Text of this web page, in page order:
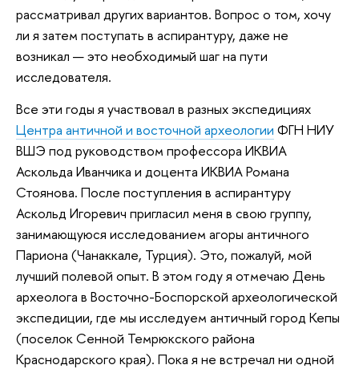
рассматривал других вариантов. Вопрос о том, хочу
ли я затем поступать в аспирантуру, даже не
возникал — это необходимый шаг на пути
исследователя.
Все эти годы я участвовал в разных экспедициях
Центра античной и восточной археологии ФГН НИУ
ВШЭ под руководством профессора ИКВИА
Аскольда Иванчика и доцента ИКВИА Романа
Стоянова. После поступления в аспирантуру
Аскольд Игоревич пригласил меня в свою группу,
занимающуюся исследованием агоры античного
Париона (Чанаккале, Турция). Это, пожалуй, мой
лучший полевой опыт. В этом году я отмечаю День
археолога в Восточно-Боспорской археологической
экспедиции, где мы исследуем античный город Кепы
(поселок Сенной Темрюкского района
Краснодарского края). Пока я не встречал ни одной